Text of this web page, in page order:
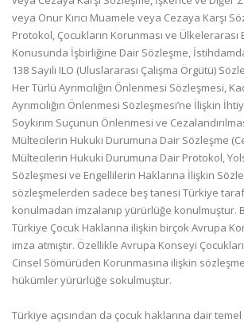
veya Onur Kırıcı Muamele veya Cezaya Karşı
Protokol, Çocukların Korunması ve Ülkelerarası
Konusunda İşbirliğine Dair Sözleşme,
138 Sayılı ILO (Uluslararası Çalışma Örgütü)
Her Türlü Ayrımcılığın Önlenmesi Sözleşmesi,
Ayrımcılığın Önlenmesi Sözleşmesi’ne İlişkin
Soykırım Suçunun Önlenmesi ve
Mültecilerin Hukuki Durumuna Dair Sözleşme
Mültecilerin Hukuki Durumuna Dair Protokol,
Sözleşmesi ve Engellilerin Haklarına İlişkin
sözleşmelerden sadece beş tanesi Türkiye
konulmadan imzalanıp yürürlüğe konulmuştur.
Türkiye Çocuk Haklarına ilişkin birçok Avrupa
imza atmıştır. Özellikle Avrupa Konseyi
Cinsel Sömürüden Korunmasına ilişkin
hükümler yürürlüğe sokulmuştur.
Türkiye açısından da çocuk haklarına dair